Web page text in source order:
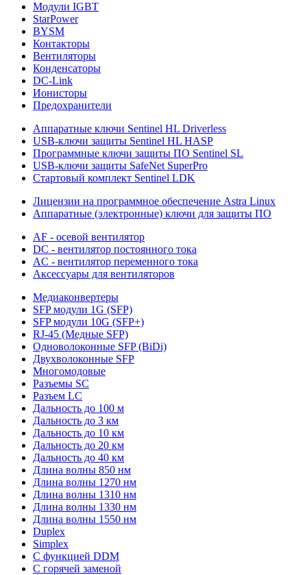
Модули IGBT
StarPower
BYSM
Контакторы
Вентиляторы
Конденсаторы
DC-Link
Ионисторы
Предохранители
Аппаратные ключи Sentinel HL Driverless
USB-ключи защиты Sentinel HL HASP
Программные ключи защиты ПО Sentinel SL
USB-ключи защиты SafeNet SuperPro
Стартовый комплект Sentinel LDK
Лицензии на программное обеспечение Astra Linux
Аппаратные (электронные) ключи для защиты ПО
AF - осевой вентилятор
DC - вентилятор постоянного тока
AC - вентилятор переменного тока
Аксессуары для вентиляторов
Медиаконвертеры
SFP модули 1G (SFP)
SFP модули 10G (SFP+)
RJ-45 (Медные SFP)
Одноволоконные SFP (BiDi)
Двухволоконные SFP
Многомодовые
Разъемы SC
Разъем LC
Дальность до 100 м
Дальность до 3 км
Дальность до 10 км
Дальность до 20 км
Дальность до 40 км
Длина волны 850 нм
Длина волны 1270 нм
Длина волны 1310 нм
Длина волны 1330 нм
Длина волны 1550 нм
Duplex
Simplex
С функцией DDM
С горячей заменой